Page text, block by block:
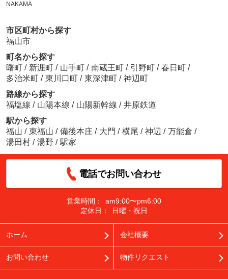
NAKAMA
市区町村から探す
福山市
町名から探す
曙町 / 新涯町 / 山手町 / 南蔵王町 / 引野町 / 春日町 /
多治米町 / 東川口町 / 東深津町 / 神辺町
路線から探す
福塩線 / 山陽本線 / 山陽新幹線 / 井原鉄道
駅から探す
福山 / 東福山 / 備後本庄 / 大門 / 横尾 / 神辺 / 万能倉 /
湯田村 / 湯野 / 駅家
電話でお問い合わせ
営業時間：
am9:00〜pm6:00
定休日：
日曜・祝日
ホーム 会社概要
お問い合わせ 物件リクエスト